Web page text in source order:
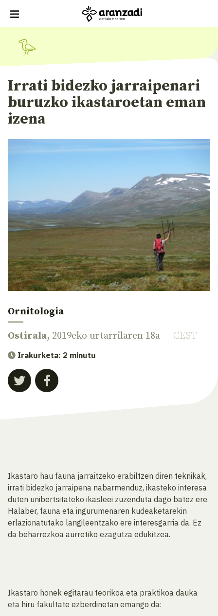
Irrati bidezko jarraipenari
buruzko ikastaroetan eman
izena
Ornitologia
Ostirala, 2019eko urtarrilaren 18a — CEST
Irakurketa: 2 minutu
Ikastaro hau fauna jarraitzeko erabiltzen diren teknikak,
irrati bidezko jarraipena nabarmenduz, ikasteko interesa
duten unibertsitateko ikasleei zuzenduta dago batez ere.
Halaber, fauna eta ingurumenaren kudeaketarekin
erlazionatutako langileentzako ere interesgarria da. Ez
da beharrezkoa aurretiko ezagutza edukitzea.
Ikastaro honek egitarau teorikoa eta praktikoa dauka
eta hiru fakultate ezberdinetan emango da: